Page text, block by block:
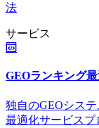
法
サービス
GEOランキング
独自のGEOシス
最適化サービスプ